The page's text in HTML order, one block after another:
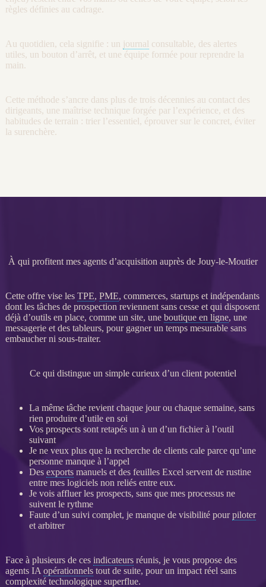
règles définies au cadrage.
Au quotidien, cela signifie : un journal consultable, des alertes
utiles, un bouton d’arrêt, et une équipe formée pour reprendre la
main.
Cette méthode s’ancre dans plus de trois décennies au contact des
dirigeants, une maîtrise technique forgée par l’expérience, et des
habitudes de terrain : trier l’essentiel, éprouver sur le concret, éviter
la surenchère.
À qui profitent mes agents d’acquisition auprès de Jouy-le-Moutier
Cette offre vise les TPE, PME, commerces, startups et indépendants
dont les tâches de prospection reviennent sans cesse et qui disposent
déjà d’outils en place, comme un site, une boutique en ligne, une
messagerie et des tableurs, pour gagner un temps mesurable sans
embaucher ni sous-traiter.
Ce qui distingue un simple curieux d’un client potentiel
La même tâche revient chaque jour ou chaque semaine, sans
rien produire d’utile en soi
Vos prospectssont retapés un à un d’un fichier à l’outil
suivant
Je ne veux plus que la recherche de clients cale parce qu’une
personne manque à l’appel
Des exportsmanuels et des feuilles Excel servent de rustine
entre mes logiciels non reliés entre eux.
Je vois affluer les prospects, sans que mes processusne
suivent le rythme
Faute d’un suivi complet, je manque de visibilitépourpiloter
et arbitrer
Face à plusieurs de ces indicateursréunis, je vous propose des
agents IA opérationnelstout de suite, pour un impact réel sans
complexité technologique superflue.